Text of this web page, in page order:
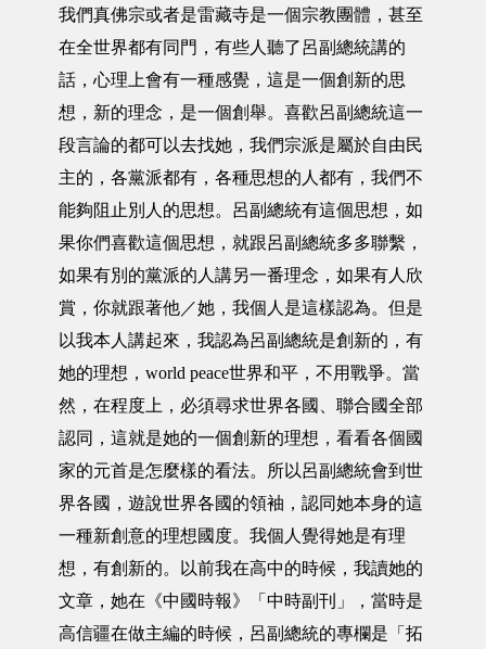
我們真佛宗或者是雷藏寺是一個宗教團體，甚至
在全世界都有同門，有些人聽了呂副總統講的
話，心理上會有一種感覺，這是一個創新的思
想，新的理念，是一個創舉。喜歡呂副總統這一
段言論的都可以去找她，我們宗派是屬於自由民
主的，各黨派都有，各種思想的人都有，我們不
能夠阻止別人的思想。呂副總統有這個思想，如
果你們喜歡這個思想，就跟呂副總統多多聯繫，
如果有別的黨派的人講另一番理念，如果有人欣
賞，你就跟著他／她，我個人是這樣認為。但是
以我本人講起來，我認為呂副總統是創新的，有
她的理想，world peace世界和平，不用戰爭。當
然，在程度上，必須尋求世界各國、聯合國全部
認同，這就是她的一個創新的理想，看看各個國
家的元首是怎麼樣的看法。所以呂副總統會到世
界各國，遊說世界各國的領袖，認同她本身的這
一種新創意的理想國度。我個人覺得她是有理
想，有創新的。以前我在高中的時候，我讀她的
文章，她在《中國時報》「中時副刊」，當時是
高信疆在做主編的時候，呂副總統的專欄是「拓